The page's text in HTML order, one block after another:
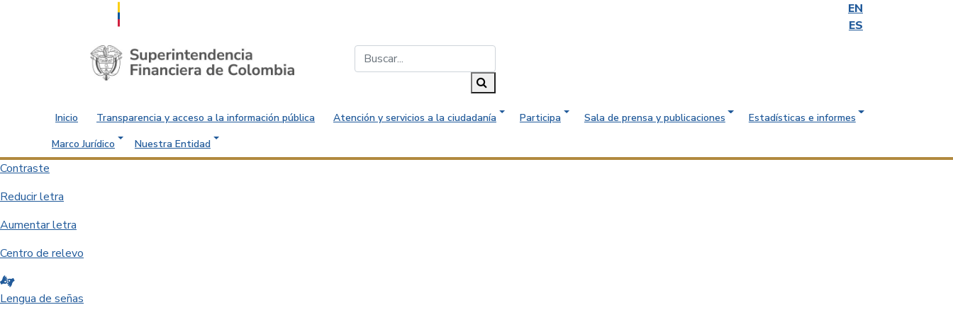
EN
ES
Saltar al contenido principal
Inicio Transparencia y acceso a la información pública Atención y servicios a la ciudadanía Participa Sala de prensa y publicaciones
Estadísticas e informes
Marco Jurídico
Nuestra Entidad
Contraste
Reducir letra
Aumentar letra
Centro de relevo
Lengua de señas